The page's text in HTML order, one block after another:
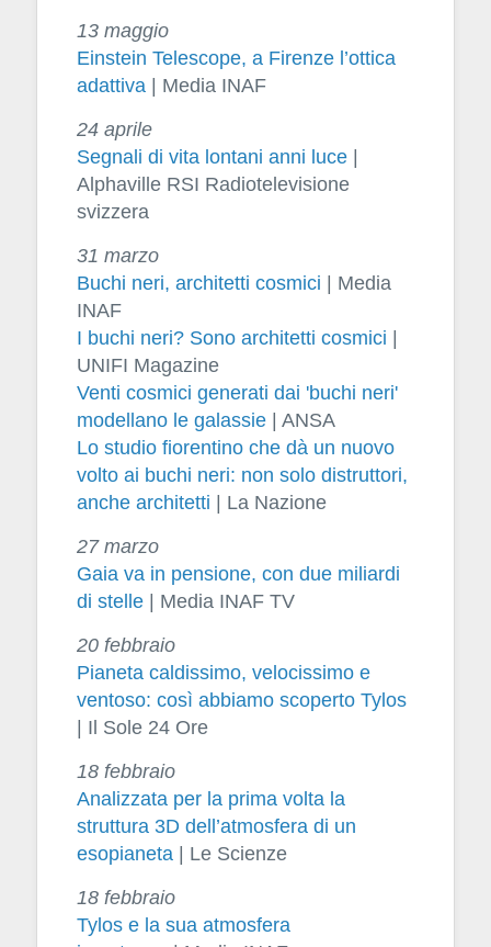
13 maggio
Einstein Telescope, a Firenze l’ottica
adattiva | Media INAF
24 aprile
Segnali di vita lontani anni luce|
Alphaville RSI Radiotelevisione
svizzera
31 marzo
Buchi neri, architetti cosmici | Media
INAF
I buchi neri? Sono architetti cosmici |
UNIFI Magazine
Venti cosmici generati dai 'buchi neri'
modellano le galassie| ANSA
Lo studio fiorentino che dà un nuovo
volto ai buchi neri: non solo distruttori,
anche architetti | La Nazione
27 marzo
Gaia va in pensione, con due miliardi
di stelle| Media INAF TV
20 febbraio
Pianeta caldissimo, velocissimo e
ventoso: così abbiamo scoperto Tylos
| Il Sole 24 Ore
18 febbraio
Analizzata per la prima volta la
struttura 3D dell’atmosfera di un
esopianeta | Le Scienze
18 febbraio
Tylos e la sua atmosfera